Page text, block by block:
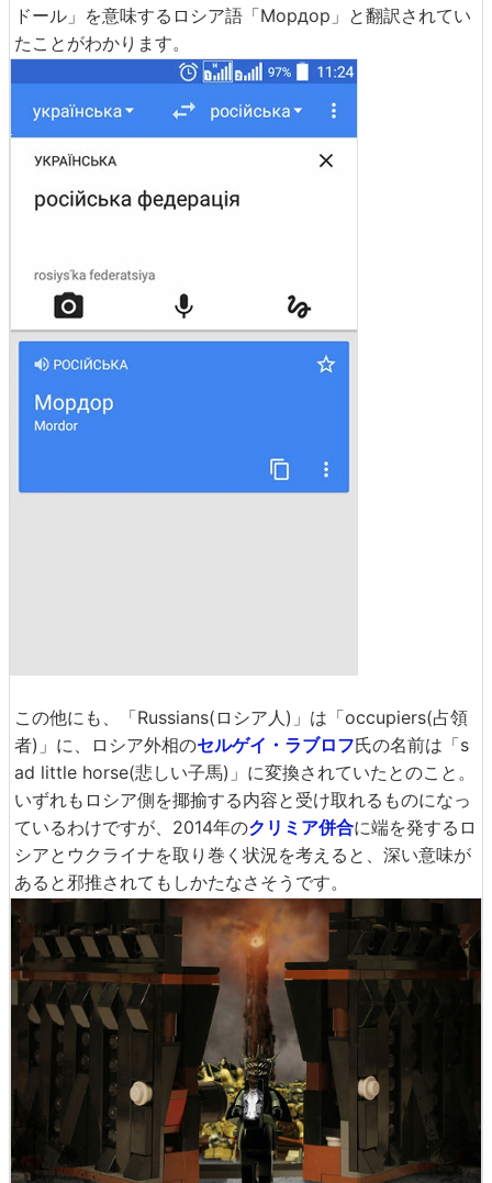
ドール」を意味するロシア語「Мордор」と翻訳されてい
たことがわかります。
この他にも、「Russians(ロシア人)」は「occupiers(占領
者)」に、ロシア外相のセルゲイ・ラブロフ氏の名前は「s
ad little horse(悲しい子馬)」に変換されていたとのこと。
いずれもロシア側を揶揄する内容と受け取れるものになっ
ているわけですが、2014年のクリミア併合に端を発するロ
シアとウクライナを取り巻く状況を考えると、深い意味が
あると邪推されてもしかたなさそうです。